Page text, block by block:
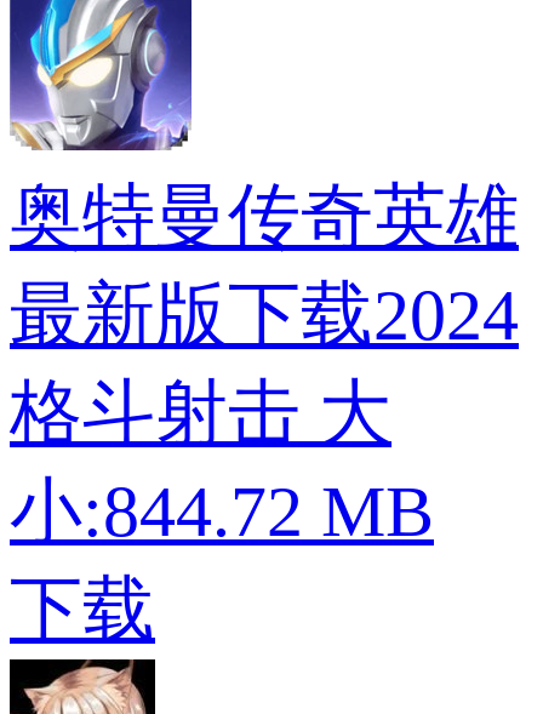
奥特曼传奇英雄
最新版下载2024
格斗射击 大
小:844.72 MB
下载